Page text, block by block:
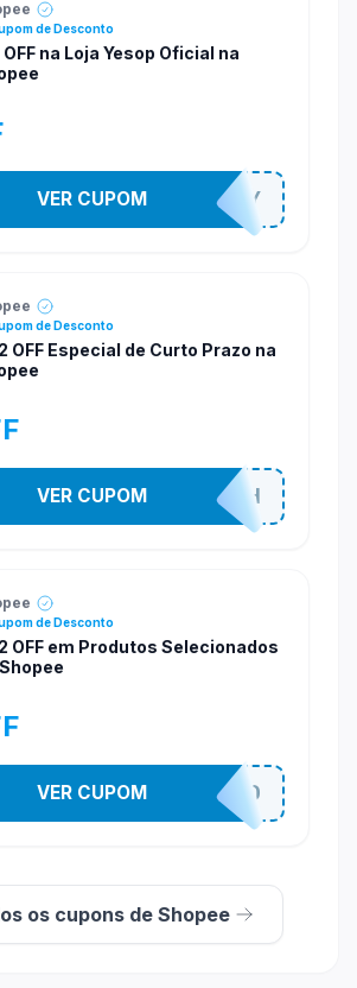
de Desconto
OFF na Loja Yesop Oficial na
YESO274Y
VER CUPOM
de Desconto
OFF Especial de Curto Prazo na
VNOXHEDSH
VER CUPOM
de Desconto
OFF em Produtos Selecionados
VNOXVHJFD
VER CUPOM
os cupons de Shopee